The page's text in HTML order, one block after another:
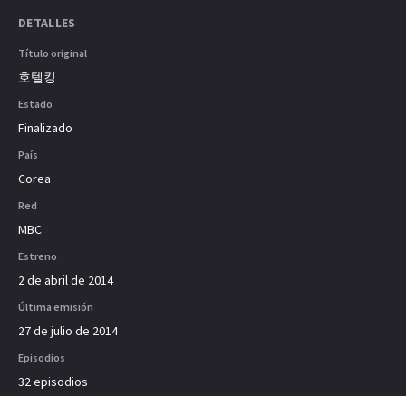
una heredera introvertida e inmadura que regresa de sus
vacaciones después de la repentina y misteriosa muerte de su
por obedecer las últimas palabras que le dijo su padre antes de
morir "No confíes en nadie". ¿Que hará Cha Jae Wan cuando se dé
cuenta que su hermana ha desarrollado sentimientos por él y al
parecer son totalmente correspondidos?
DETALLES
Título original
호텔킹
Estado
Finalizado
País
Corea
Red
MBC
Estreno
2 de abril de 2014
Última emisión
27 de julio de 2014
Episodios
32 episodios